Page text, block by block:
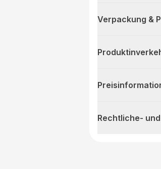
Verpackung &
Rechtliche-